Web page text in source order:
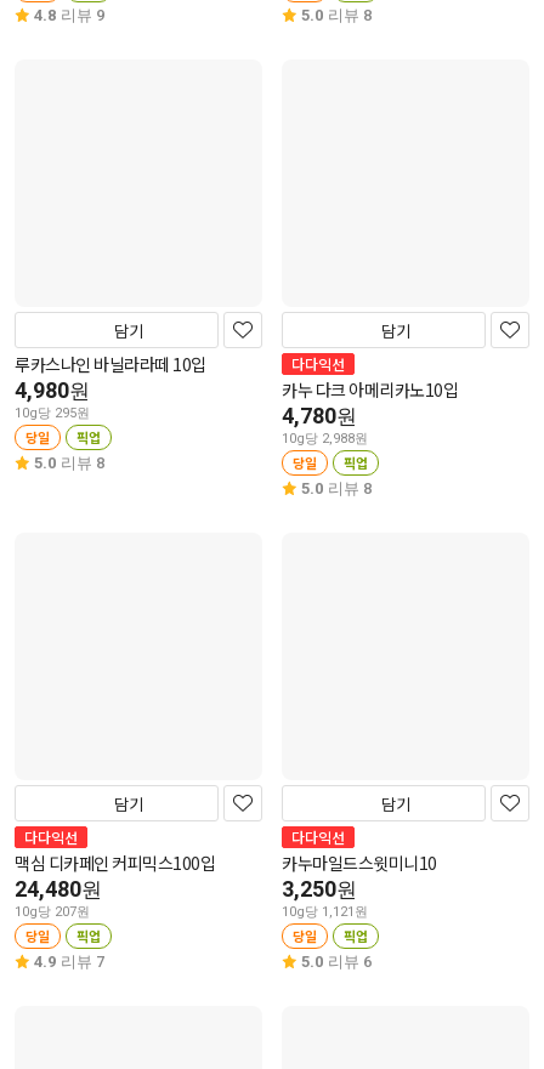
4.8 리뷰 9 5.0 리뷰 8
담기
루카스나인 바닐라라떼 10입
4,980원
10g당 295원
당일 픽업
5.0 리뷰 8
담기
다다익선
카누 다크 아메리카노10입
4,780원
10g당 2,988원
당일 픽업
5.0 리뷰 8
담기
다다익선
맥심 디카페인 커피믹스100입
24,480원
10g당 207원
당일 픽업
4.9 리뷰 7
담기
다다익선
카누마일드스윗미니10
3,250원
10g당 1,121원
당일 픽업
5.0 리뷰 6